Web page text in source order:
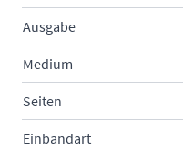
Ausgabe
Medium
Seiten
Einbandart